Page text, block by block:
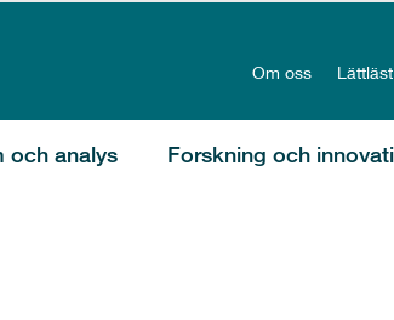
Om oss Lättläst
och analys Forskning och